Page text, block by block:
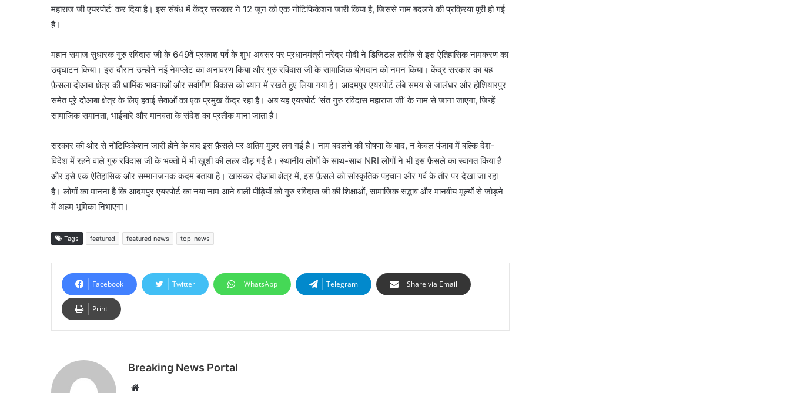
महाराज जी एयरपोर्ट’ कर दिया है। इस संबंध में केंद्र सरकार ने 12 जून को एक नोटिफिकेशन जारी किया है, जिससे नाम बदलने की प्रक्रिया पूरी हो गई
है।
महान समाज सुधारक गुरु रविदास जी के 649वें प्रकाश पर्व के शुभ अवसर पर प्रधानमंत्री नरेंद्र मोदी ने डिजिटल तरीके से इस ऐतिहासिक नामकरण का
उद्घाटन किया। इस दौरान उन्होंने नई नेमप्लेट का अनावरण किया और गुरु रविदास जी के सामाजिक योगदान को नमन किया। केंद्र सरकार का यह
फ़ैसला दोआबा क्षेत्र की धार्मिक भावनाओं और सर्वांगीण विकास को ध्यान में रखते हुए लिया गया है। आदमपुर एयरपोर्ट लंबे समय से जालंधर और होशियारपुर
समेत पूरे दोआबा क्षेत्र के लिए हवाई सेवाओं का एक प्रमुख केंद्र रहा है। अब यह एयरपोर्ट ‘संत गुरु रविदास महाराज जी’ के नाम से जाना जाएगा, जिन्हें
सामाजिक समानता, भाईचारे और मानवता के संदेश का प्रतीक माना जाता है।
सरकार की ओर से नोटिफिकेशन जारी होने के बाद इस फ़ैसले पर अंतिम मुहर लग गई है। नाम बदलने की घोषणा के बाद, न केवल पंजाब में बल्कि देश-
विदेश में रहने वाले गुरु रविदास जी के भक्तों में भी खुशी की लहर दौड़ गई है। स्थानीय लोगों के साथ-साथ NRI लोगों ने भी इस फ़ैसले का स्वागत किया है
और इसे एक ऐतिहासिक और सम्मानजनक कदम बताया है। खासकर दोआबा क्षेत्र में, इस फ़ैसले को सांस्कृतिक पहचान और गर्व के तौर पर देखा जा रहा
है। लोगों का मानना ​​है कि आदमपुर एयरपोर्ट का नया नाम आने वाली पीढ़ियों को गुरु रविदास जी की शिक्षाओं, सामाजिक सद्भाव और मानवीय मूल्यों से जोड़ने
में अहम भूमिका निभाएगा।
Tags featured featured news top-news
Facebook Twitter WhatsApp Telegram Share via Email
Print
Breaking News Portal
Website